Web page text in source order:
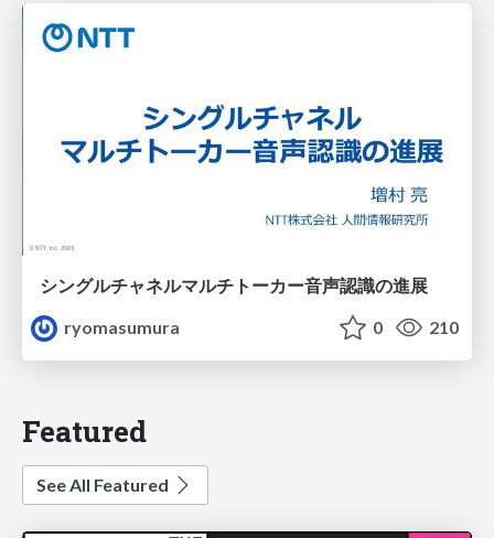
シングルチャネルマルチトーカー音声認識の進展
ryomasumura
0 210
Featured
See All Featured